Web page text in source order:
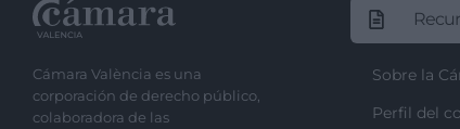
Cámara València es una
corporación de derecho público,
colaboradora de las
Sobre la
Perfil del